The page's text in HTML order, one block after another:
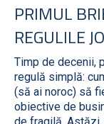
PRIMUL
REGULILE
Timp de decenii,
regulă simplă:
(să ai noroc) să
obiective de